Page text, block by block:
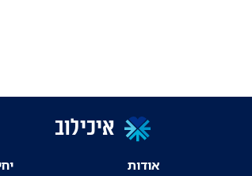
איכילוב
אודות